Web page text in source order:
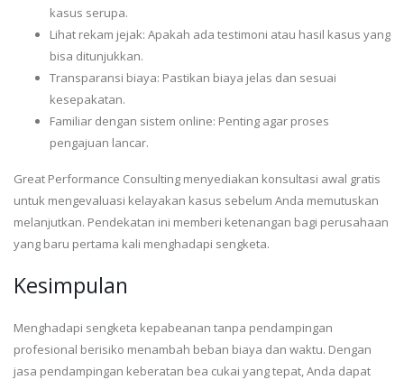
kasus serupa.
Lihat rekam jejak: Apakah ada testimoni atau hasil kasus yang
bisa ditunjukkan.
Transparansi biaya: Pastikan biaya jelas dan sesuai
kesepakatan.
Familiar dengan sistem online: Penting agar proses
pengajuan lancar.
Great Performance Consulting menyediakan konsultasi awal gratis
untuk mengevaluasi kelayakan kasus sebelum Anda memutuskan
melanjutkan. Pendekatan ini memberi ketenangan bagi perusahaan
yang baru pertama kali menghadapi sengketa.
Kesimpulan
Menghadapi sengketa kepabeanan tanpa pendampingan
profesional berisiko menambah beban biaya dan waktu. Dengan
jasa pendampingan keberatan bea cukai yang tepat, Anda dapat